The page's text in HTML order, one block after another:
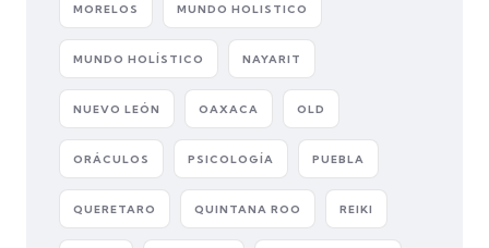
MORELOS MUNDO HOLISTICO
MUNDO HOLÍSTICO NAYARIT
NUEVO LEÓN OAXACA OLD
ORÁCULOS PSICOLOGÍA PUEBLA
QUERETARO QUINTANA ROO REIKI